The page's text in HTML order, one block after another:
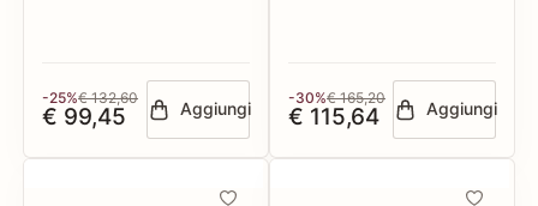
-25%€ 132,60
€ 99,45 Aggiungi
-30%€ 165,20
€ 115,64 Aggiungi